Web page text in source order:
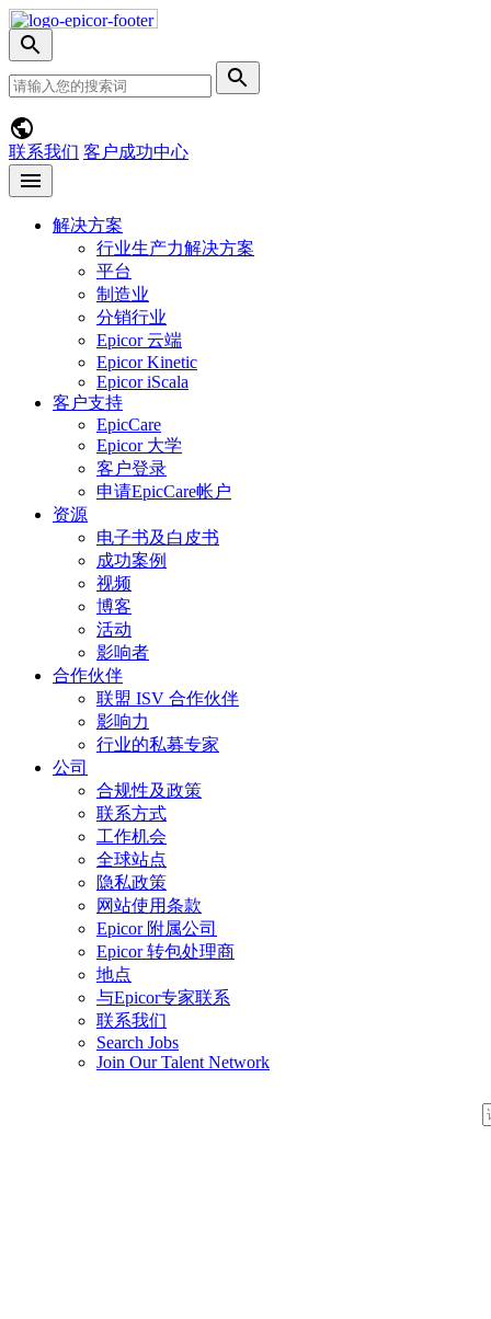
Skip
Nav
切
换
搜
索
菜
单
网
站
搜
索
提
交
联系我们 客户成功中心
Open
menu
解决方案
行业生产力解决方案
平台
制造业
分销行业
Epicor 云端
Epicor Kinetic
Epicor iScala
客户支持
EpicCare
Epicor 大学
客户登录
申请EpicCare帐户
资源
电子书及白皮书
成功案例
视频
博客
活动
影响者
合作伙伴
联盟 ISV 合作伙伴
影响力
行业的私募专家
公司
合规性及政策
联系方式
工作机会
全球站点
隐私政策
网站使用条款
Epicor 附属公司
Epicor 转包处理商
地点
与Epicor专家联系
联系我们
Search Jobs
Join Our Talent Network